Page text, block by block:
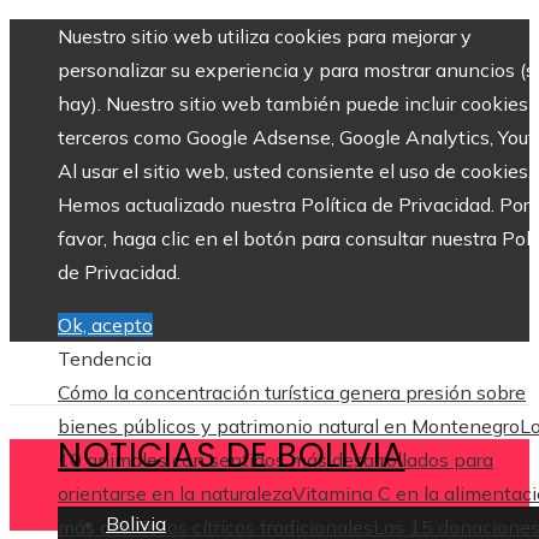
Nuestro sitio web utiliza cookies para mejorar y
personalizar su experiencia y para mostrar anuncios
hay). Nuestro sitio web también puede incluir cookies
terceros como Google Adsense, Google Analytics,
Al usar el sitio web, usted consiente el uso de cookies.
Hemos actualizado nuestra Política de Privacidad. Por
favor, haga clic en el botón para consultar nuestra
de Privacidad.
Ok, acepto
Tendencia
Cómo la concentración turística genera presión sobre
bienes públicos y patrimonio natural en Montenegro
10 animales con sentidos más desarrollados para
orientarse en la naturalezaVitamina C en la
más allá de los cítricos tradicionales
Las 15 donaciones
NOTICIAS DE BOLIVIA
Bolivia